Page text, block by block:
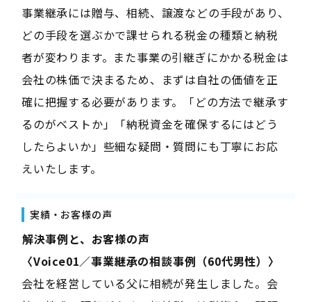
事業継承には贈与、相続、譲渡などの手段があり、
どの手段を選ぶかで課せられる税金の種類と納税
者が変わります。また事業の引継ぎにかかる税金は
会社の株価で決まるため、まずは自社の価値を正
確に把握する必要があります。「どの方法で継承す
るのがベストか」「納税資金を確保するにはどう
したらよいか」些細な疑問・質問にも丁寧にお応
えいたします。
実績・お客様の声
――解決事例と、お客様の声――
〈Voice01／事業継承の相談事例（60代男性）〉
会社を経営している父に相続が発生しました。会